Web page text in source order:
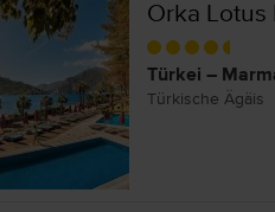
Orka Lotus
Türkei –
Türkische Ägäis